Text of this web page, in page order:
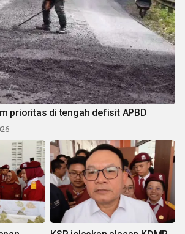
prioritas di tengah defisit APBD